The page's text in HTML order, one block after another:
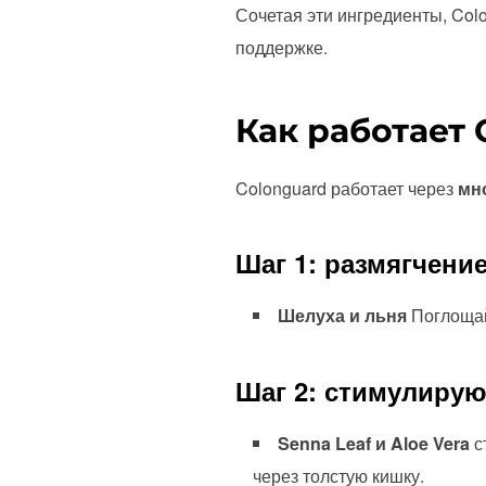
Сочетая эти ингредиенты,
поддержке.
Как
Colonguard работает через
Шаг 1:
Шелуха и льня
Шаг 2:
Senna Leaf и Aloe Vera
через толстую кишку.